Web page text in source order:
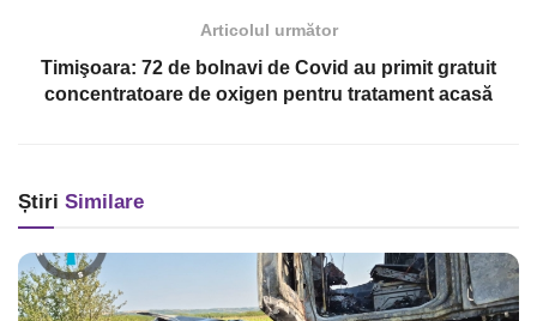
Articolul următor
Timişoara: 72 de bolnavi de Covid au primit gratuit
concentratoare de oxigen pentru tratament acasă
Știri Similare